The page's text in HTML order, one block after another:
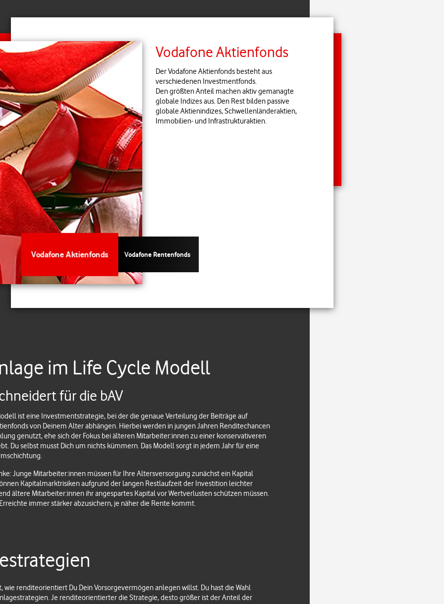
Vodafone Aktienfonds
Der Vodafone Aktienfonds besteht aus
verschiedenen Investmentfonds.
Den größten Anteil machen aktiv gemanagte
globale Indizes aus. Den Rest bilden passive
globale Aktienindizes, Schwellenländeraktien,
Immobilien- und Infrastrukturaktien.
Vodafone Aktienfonds Vodafone Rentenfonds
im Life Cycle Modell
für die bAV
ist eine Investmentstrategie, bei der die genaue Verteilung der Beiträge auf
von Deinem Alter abhängen. Hierbei werden in jungen Jahren Renditechancen
genutzt, ehe sich der Fokus bei älteren Mitarbeiter:innen zu einer konservativeren
Du selbst musst Dich um nichts kümmern. Das Modell sorgt in jedem Jahr für eine
Junge Mitarbeiter:innen müssen für Ihre Altersversorgung zunächst ein Kapital
Kapitalmarktrisiken aufgrund der langen Restlaufzeit der Investition leichter
ältere Mitarbeiter:innen ihr angespartes Kapital vor Wertverlusten schützen müssen.
Erreichte immer stärker abzusichern, je näher die Rente kommt.
wie renditeorientiert Du Dein Vorsorgevermögen anlegen willst. Du hast die Wahl
Je renditeorientierter die Strategie, desto größer ist der Anteil der